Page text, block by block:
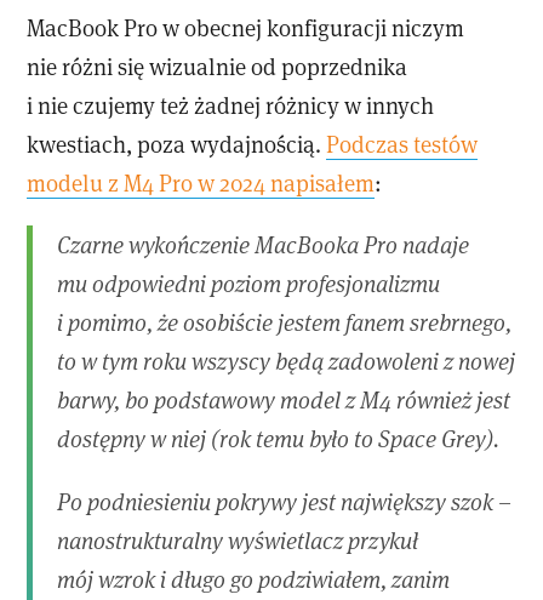
MacBook Pro w obecnej konfiguracji niczym
nie różni się wizualnie od poprzednika
i nie czujemy też żadnej różnicy w innych
kwestiach, poza wydajnością.Podczas testów
modelu z M4 Pro w 2024 napisałem:
Czarne wykończenie MacBooka Pro nadaje
mu odpowiedni poziom profesjonalizmu
i pomimo, że osobiście jestem fanem srebrnego,
to w tym roku wszyscy będą zadowoleni z nowej
barwy, bo podstawowy model z M4 również jest
dostępny w niej (rok temu było to Space Grey).
Po podniesieniu pokrywy jest największy szok –
nanostrukturalny wyświetlacz przykuł
mój wzrok i długo go podziwiałem, zanim